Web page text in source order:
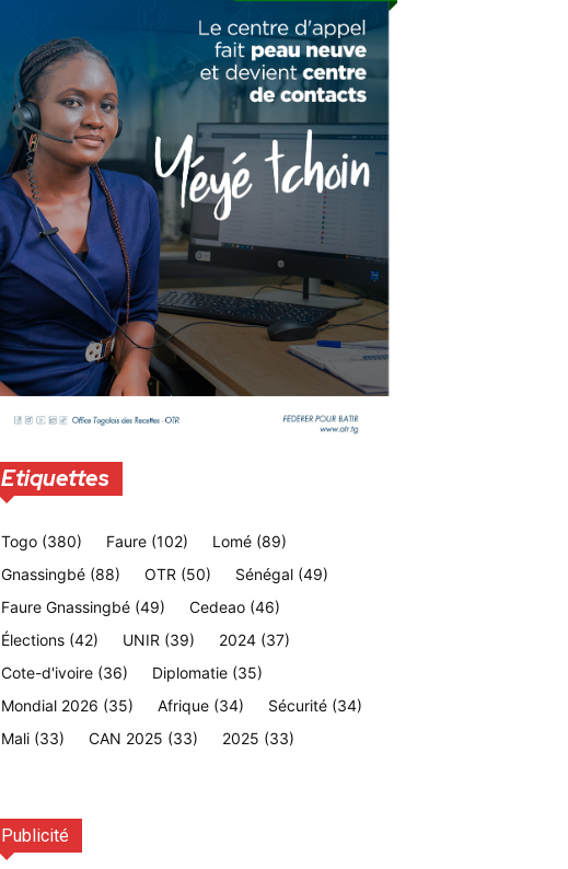
Etiquettes
Togo (380) Faure (102) Lomé (89)
Gnassingbé (88) OTR (50) Sénégal (49)
Faure Gnassingbé (49) Cedeao (46)
Élections (42) UNIR (39) 2024 (37)
Cote-d'ivoire (36) Diplomatie (35)
Mondial 2026 (35) Afrique (34) Sécurité (34)
Mali (33) CAN 2025 (33) 2025 (33)
Publicité